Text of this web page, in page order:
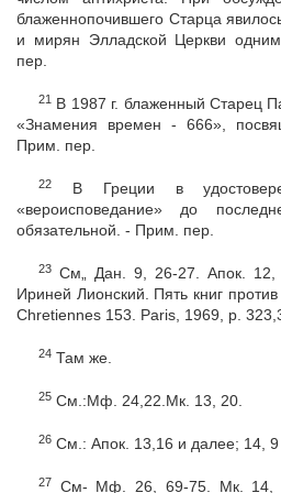
блаженнопочившего Старца
и мирян Элладской Церкви
пер.
21 В 1987 г. блаженный Старец
«Знамения времен - 666»,
Прим. пер.
22
В Греции в
«вероисповедание» до
обязательной. - Прим. пер.
23 См„ Дан. 9, 26-27. Апок.
Ириней Лионский. Пять книг
Chretiennes 153. Paris, 1969, p.
24 Там же.
25 См.:Мф. 24,22.Мк. 13, 20.
26 См.: Апок. 13,16 и далее; 14,
27 См- Мф. 26, 69-75. Мк. 14,